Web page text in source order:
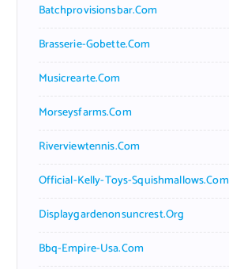
Batchprovisionsbar.com
Brasserie-Gobette.com
Musicrearte.com
Morseysfarms.com
Riverviewtennis.com
Official-Kelly-Toys-Squishmallows.com
Displaygardenonsuncrest.org
Bbq-Empire-Usa.com